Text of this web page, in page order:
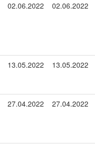
02.06.2022 02.06.2022
13.05.2022 13.05.2022
27.04.2022 27.04.2022